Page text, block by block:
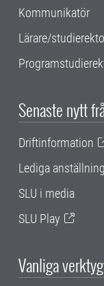
Kommunikatör
Lärare/
Senaste nytt
Driftinformation
Lediga
SLU i media
SLU Play
Vanliga verktyg